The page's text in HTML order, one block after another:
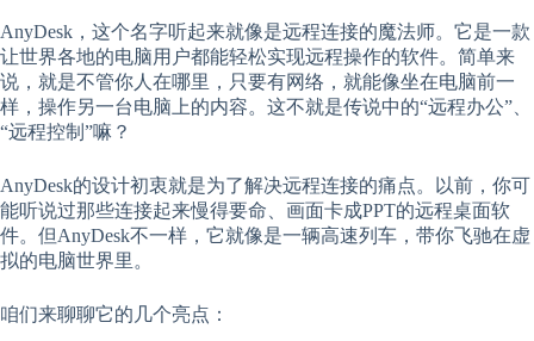
AnyDesk，这个名字听起来就像是远程连接的魔法师。它是一款
让世界各地的电脑用户都能轻松实现远程操作的软件。简单来
说，就是不管你人在哪里，只要有网络，就能像坐在电脑前一
样，操作另一台电脑上的内容。这不就是传说中的“远程办公”、
“远程控制”嘛？
AnyDesk的设计初衷就是为了解决远程连接的痛点。以前，你可
能听说过那些连接起来慢得要命、画面卡成PPT的远程桌面软
件。但AnyDesk不一样，它就像是一辆高速列车，带你飞驰在虚
拟的电脑世界里。
咱们来聊聊它的几个亮点：